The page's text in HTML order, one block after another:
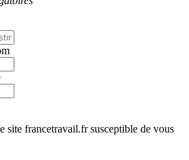
site francetravail.fr susceptible de vous